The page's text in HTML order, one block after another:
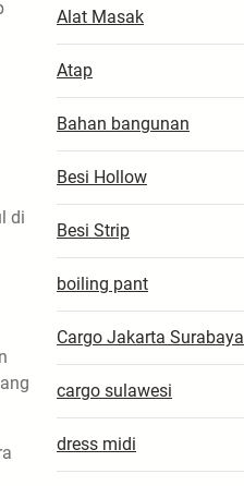
di
Alat Masak
Atap
Bahan bangunan
Besi Hollow
Besi Strip
boiling pant
Cargo Jakarta Surabaya
cargo sulawesi
dress midi